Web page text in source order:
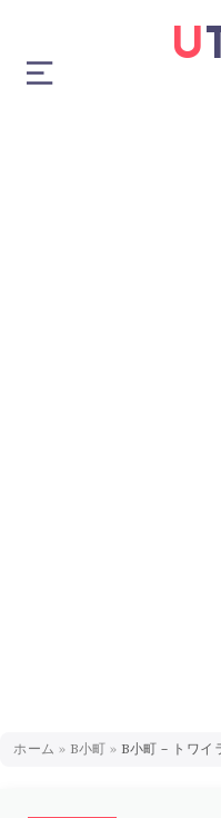
UTA5歌
ホーム » B小町 »